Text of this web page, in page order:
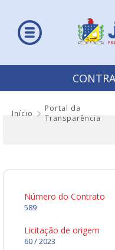
Início
Portal da
Transparência
Número do Contrato
589
Licitação de origem
60 / 2023